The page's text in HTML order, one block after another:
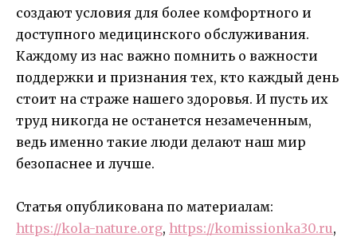
создают условия для более комфортного и
доступного медицинского обслуживания.
Каждому из нас важно помнить о важности
поддержки и признания тех, кто каждый день
стоит на страже нашего здоровья. И пусть их
труд никогда не останется незамеченным,
ведь именно такие люди делают наш мир
безопаснее и лучше.
Статья опубликована по материалам:
https://kola-nature.org, https://komissionka30.ru,